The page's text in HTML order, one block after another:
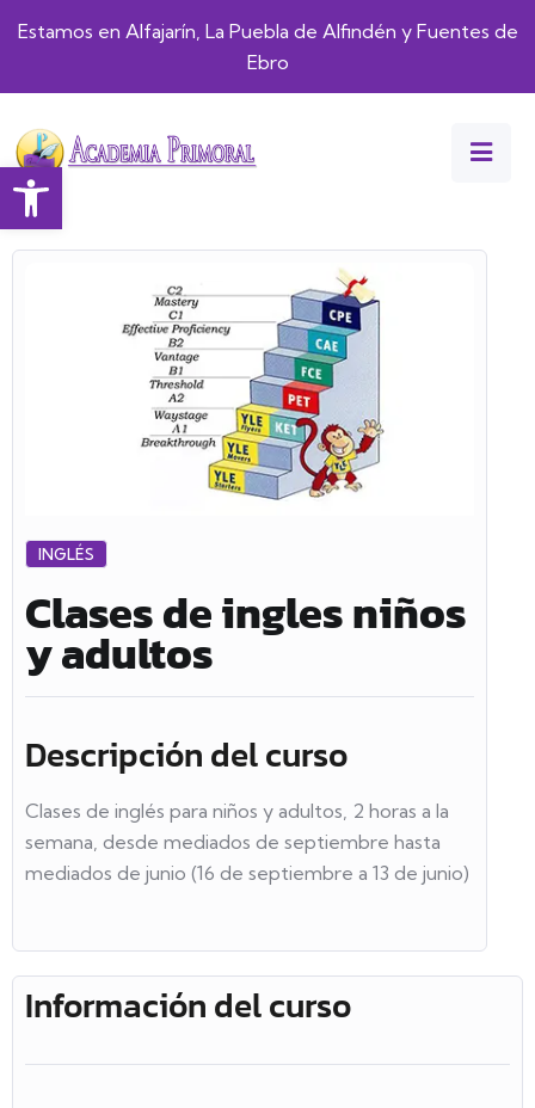
Abrir barra de herramientas
Estamos en Alfajarín, La Puebla de Alfindén y Fuentes de
Ebro
INGLÉS
Clases de ingles niños
y adultos
Descripción del curso
Clases de inglés para niños y adultos, 2 horas a la
semana, desde mediados de septiembre hasta
mediados de junio (16 de septiembre a 13 de junio)
Información del curso